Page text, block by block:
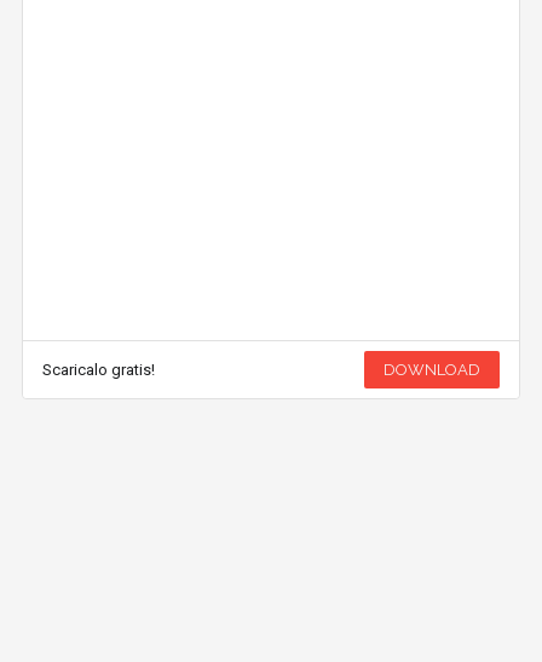
Scaricalo gratis! DOWNLOAD